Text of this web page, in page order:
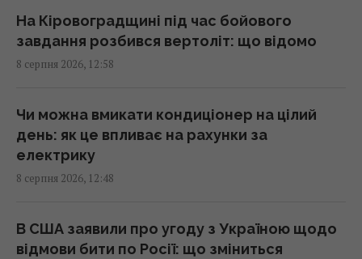
системи проти дронів
13:13 субота, 08 серпня 2026
залучати більше кредитів: Пишний розкрив
деталі
13:12 субота, 08 серпня 2026
поспішає вийти заміж
13:06 субота, 08 серпня 2026
На Кіровоградщині під час бойового
завдання розбився вертоліт: що відомо
8 серпня 2026, 12:58
Чи можна вмикати кондиціонер на цілий
день: як це впливає на рахунки за
електрику
8 серпня 2026, 12:48
В США заявили про угоду з Україною щодо
відмови бити по Росії: що зміниться